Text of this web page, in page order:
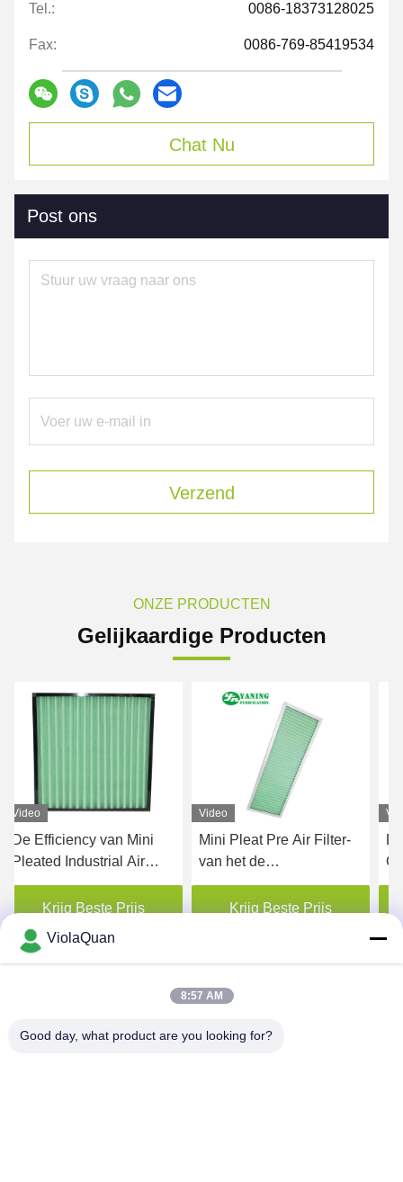
Tel.: 0086-18373128025
Fax: 0086-769-85419534
Chat Nu
Post ons
Verzend
ONZE PRODUCTEN
Gelijkaardige Producten
Video
De Efficiency van Mini
Pleated Industrial Air
Filters G1 G2 G3 G4 met
Plastic Kader
Krijg Beste Prijs
Video
Mini Pleat Pre Air Filter-
van het de
Ventilatiesysteem van het
Aluminiumkader de
Krijg Beste Prijs
ViolaQuan
8:57 AM
Good day, what product are you looking for?